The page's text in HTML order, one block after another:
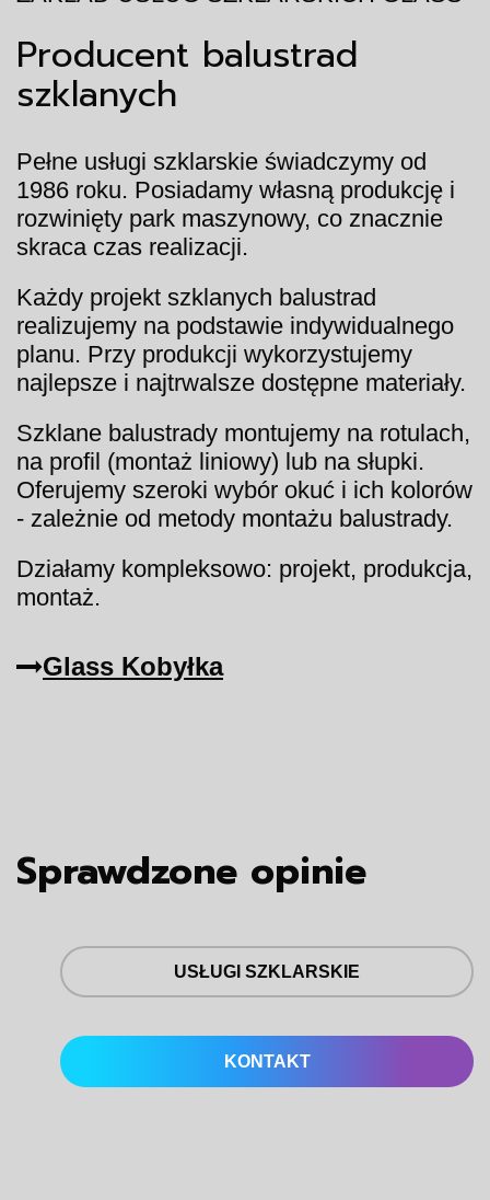
Producent balustrad
szklanych
Pełne usługi szklarskie świadczymy od
1986 roku. Posiadamy własną produkcję i
rozwinięty park maszynowy, co znacznie
skraca czas realizacji.
Każdy projekt szklanych balustrad
realizujemy na podstawie indywidualnego
planu. Przy produkcji wykorzystujemy
najlepsze i najtrwalsze dostępne materiały.
Szklane balustrady montujemy na rotulach,
na profil (montaż liniowy) lub na słupki.
Oferujemy szeroki wybór okuć i ich kolorów
- zależnie od metody montażu balustrady.
Działamy kompleksowo: projekt, produkcja,
montaż.
Glass Kobyłka
Sprawdzone opinie
USŁUGI SZKLARSKIE
KONTAKT